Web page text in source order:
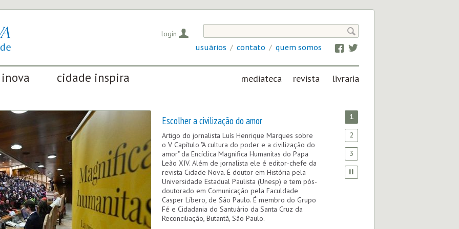
cidade inspira mediateca revista livraria

login
usuários / contato / quem somos Facebook
Twitter
Escolher a civilização do amor
Artigo do jornalista Luís Henrique Marques sobre
o V Capítulo "A cultura do poder e a civilização do
amor" da Encíclica Magnifica Humanitas do Papa
Leão XIV. Além de jornalista ele é editor-chefe da
revista Cidade Nova. É doutor em História pela
Universidade Estadual Paulista (Unesp) e tem pós-
doutorado em Comunicação pela Faculdade
Casper Líbero, de São Paulo. É membro do Grupo
Fé e Cidadania do Santuário da Santa Cruz da
Reconciliação, Butantã, São Paulo.
1
2
3